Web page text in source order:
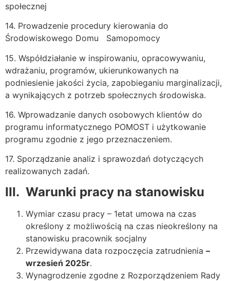
społecznej
14. Prowadzenie procedury kierowania do
Środowiskowego Domu Samopomocy
15. Współdziałanie w inspirowaniu, opracowywaniu,
wdrażaniu, programów, ukierunkowanych na
podniesienie jakości życia, zapobieganiu marginalizacji,
a wynikających z potrzeb społecznych środowiska.
16. Wprowadzanie danych osobowych klientów do
programu informatycznego POMOST i użytkowanie
programu zgodnie z jego przeznaczeniem.
17. Sporządzanie analiz i sprawozdań dotyczących
realizowanych zadań.
III. Warunki pracy na stanowisku
Wymiar czasu pracy – 1etat umowa na czas
określony z możliwością na czas nieokreślony na
stanowisku pracownik socjalny
Przewidywana data rozpoczęcia zatrudnienia –
wrzesień 2025r.
Wynagrodzenie zgodne z Rozporządzeniem Rady